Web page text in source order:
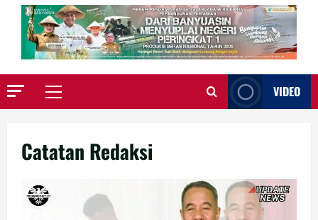
Primary
VIDEO
Catatan Redaksi